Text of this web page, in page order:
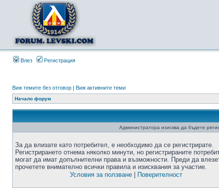
Влез Регистрация
Виж темите без отговор | Виж активните теми
Начало форум
Администратора изисква да бъдете
За да влизате като потребител, е необходимо да се регистрирате.
Регистрирането отнема няколко минути, но регистрираните
могат да имат допълнителни права и възможности. Преди да
прочетете внимателно всички правила и изисквания за участие.
Условия за ползване| Поверителност